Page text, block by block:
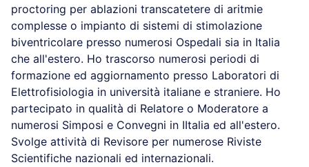
proctoring per ablazioni transcatetere di aritmie
complesse o impianto di sistemi di stimolazione
biventricolare presso numerosi Ospedali sia in Italia
che all'estero. Ho trascorso numerosi periodi di
formazione ed aggiornamento presso Laboratori di
Elettrofisiologia in università italiane e straniere. Ho
partecipato in qualità di Relatore o Moderatore a
numerosi Simposi e Convegni in IItalia ed all'estero.
Svolge attività di Revisore per numerose Riviste
Scientifiche nazionali ed internazionali.